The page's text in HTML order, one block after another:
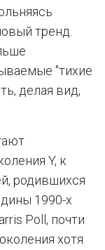
тренд.
"тихие
делая вид,
Y, к
родившихся
1990-х
Poll, почти
хотя